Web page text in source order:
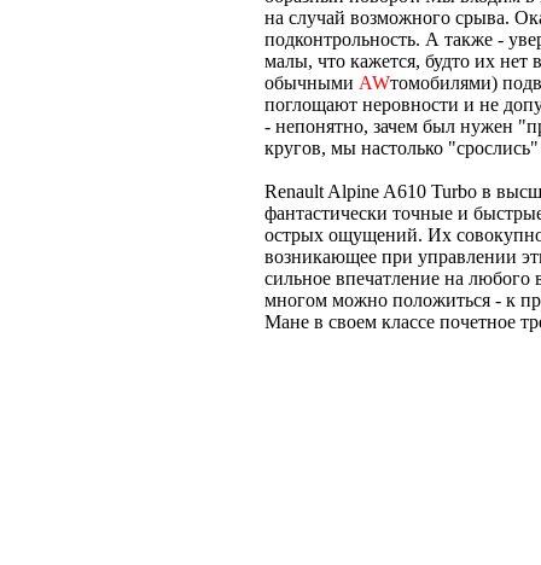
на случай возможного срыва.
подконтрольность. А также -
малы, что кажется, будто их нет
обычными AWтомобилями)
поглощают неровности и не
- непонятно, зачем был нужен
кругов, мы настолько
Renault Alpine A610 Turbo в
фантастически точные и
острых ощущений. Их
возникающее при управлении
сильное впечатление на любого
многом можно положиться - к
Мане в своем классе почетное